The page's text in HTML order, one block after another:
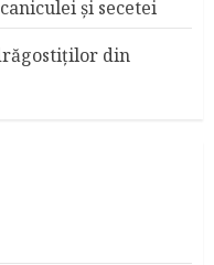
şi secetei
din